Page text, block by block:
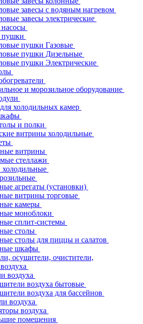
завесы с водяным нагревом
завесы электрические
пушки
пушки Газовые
пушки Дизельные
пушки Электрические
и морозильное оборудование
холодильных камер
и полки
витрины холодильные
витрины
стеллажи
агрегаты (установки)
витрины торговые
камеры
моноблоки
сплит-системы
столы
столы для пиццы и салатов
шкафы
осушители, очистители,
воздуха
воздуха бытовые
воздуха для бассейнов
воздуха
воздуха
помещения